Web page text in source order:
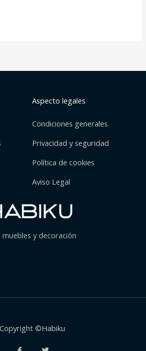
Aspecto legales
Condiciones generales
Privacidad y seguridad
Política de cookies
Aviso Legal
muebles y decoración
Copyright ©Habiku